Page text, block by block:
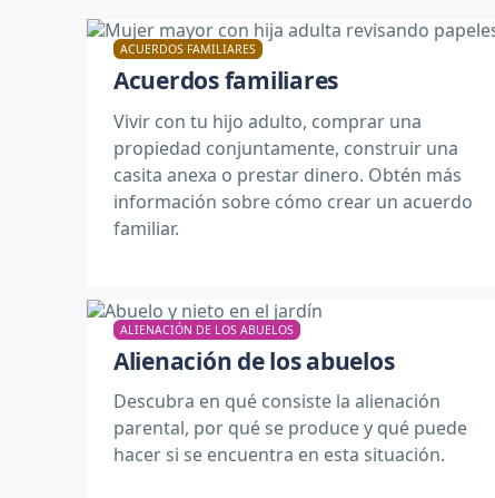
ACUERDOS FAMILIARES
Acuerdos familiares
Vivir con tu hijo adulto, comprar una
propiedad conjuntamente, construir una
casita anexa o prestar dinero. Obtén más
información sobre cómo crear un acuerdo
familiar.
ALIENACIÓN DE LOS ABUELOS
Alienación de los abuelos
Descubra en qué consiste la alienación
parental, por qué se produce y qué puede
hacer si se encuentra en esta situación.